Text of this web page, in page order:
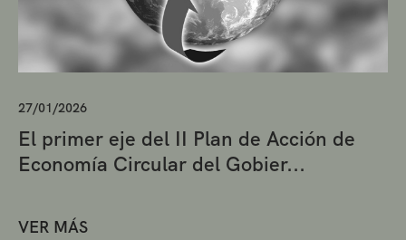
27/01/2026
El primer eje del II Plan de Acción de
Economía Circular del Gobier...
VER MÁS